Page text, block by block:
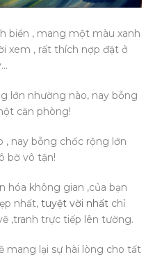
biển , mang một màu xanh
xem , rất thích nợp đặt ở
lớn nhường nào, nay bỗng
căn phòng!
, nay bỗng chốc rộng lớn
bờ vô tận!
hóa không gian ,của bạn
nhất, tuyệt vời nhất chỉ
,tranh trực tiếp lên tường.
mang lại sự hài lòng cho tất